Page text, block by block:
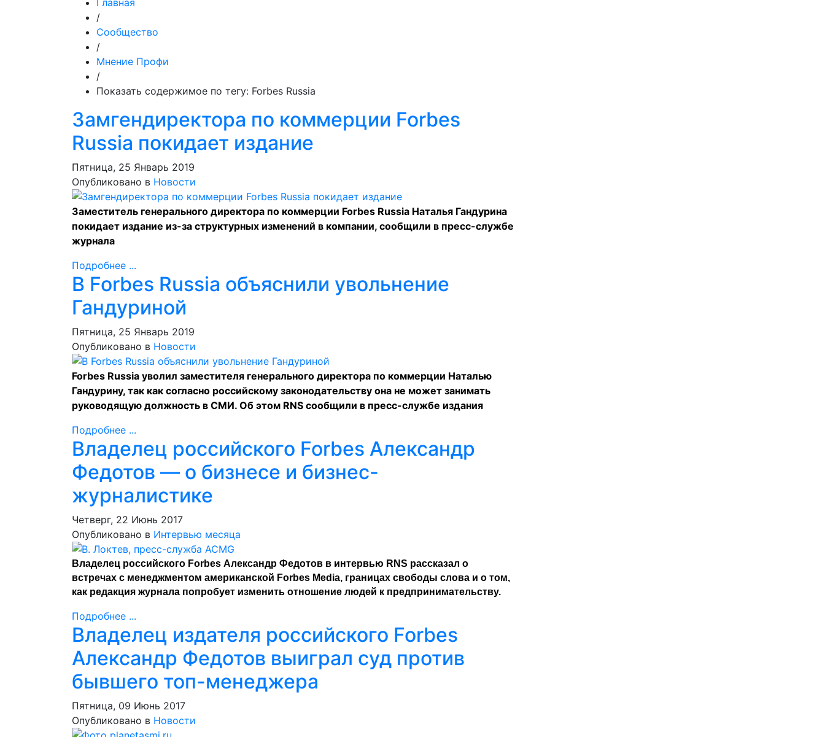
Главная
/
Сообщество
/
Мнение Профи
/
Показать содержимое по тегу: Forbes Russia
Замгендиректора по коммерции Forbes
Russia покидает издание
Пятница, 25 Январь 2019
Опубликовано в Новости
Заместитель генерального директора по коммерции Forbes Russia Наталья Гандурина
покидает издание из-за структурных изменений в компании, сообщили в пресс-службе
журнала
Подробнее ...
В Forbes Russia объяснили увольнение
Гандуриной
Пятница, 25 Январь 2019
Опубликовано в Новости
Forbes Russia уволил заместителя генерального директора по коммерции Наталью
Гандурину, так как согласно российскому законодательству она не может занимать
руководящую должность в СМИ. Об этом RNS cообщили в пресс-службе издания
Подробнее ...
Владелец российского Forbes Александр
Федотов — о бизнесе и бизнес-
журналистике
Четверг, 22 Июнь 2017
Опубликовано в Интервью месяца
Владелец российского Forbes Александр Федотов в интервью RNS рассказал о
встречах с менеджментом американской Forbes Media, границах свободы слова и о том,
как редакция журнала попробует изменить отношение людей к предпринимательству.
Подробнее ...
Владелец издателя российского Forbes
Александр Федотов выиграл суд против
бывшего топ-менеджера
Пятница, 09 Июнь 2017
Опубликовано в Новости